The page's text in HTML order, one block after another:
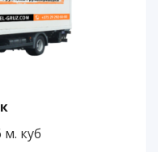
куб